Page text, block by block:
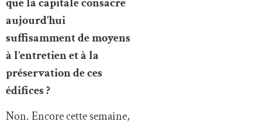
aujourd’hui
suffisamment de moyens
à l’entretien et à la
préservation de ces
édifices ?
Non. Encore cette semaine,